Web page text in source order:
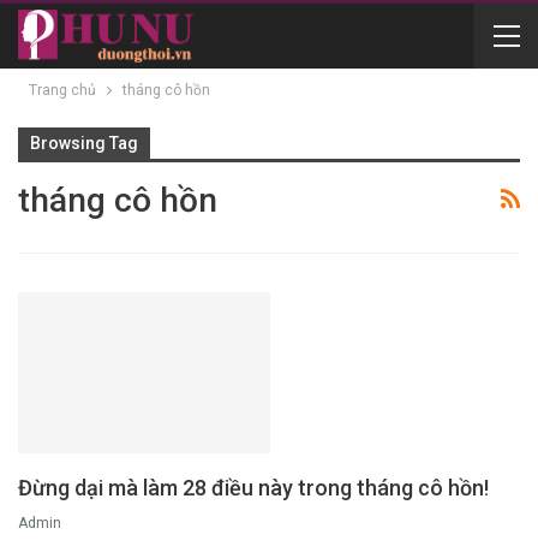
Trang chủ tháng cô hồn
Browsing Tag
tháng cô hồn
Đừng dại mà làm 28 điều này trong tháng cô hồn!
Admin